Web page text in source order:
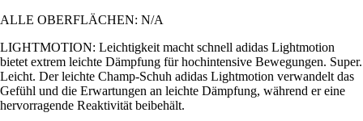
ALLE OBERFLÄCHEN: N/A
LIGHTMOTION: Leichtigkeit macht schnell adidas Lightmotion
bietet extrem leichte Dämpfung für hochintensive Bewegungen. Super.
Leicht. Der leichte Champ-Schuh adidas Lightmotion verwandelt das
Gefühl und die Erwartungen an leichte Dämpfung, während er eine
hervorragende Reaktivität beibehält.